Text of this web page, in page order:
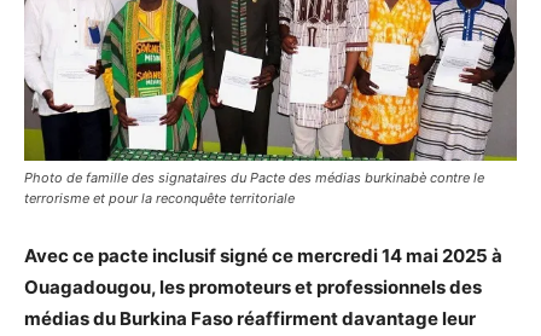
Photo de famille des signataires du Pacte des médias burkinabè contre le
terrorisme et pour la reconquête territoriale
Avec ce pacte inclusif signé ce mercredi 14 mai 2025 à
Ouagadougou, les promoteurs et professionnels des
médias du Burkina Faso réaffirment davantage leur